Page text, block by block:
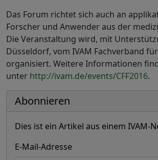
Das Forum richtet sich auch an
Forscher und Anwender aus der
Die Veranstaltung wird, mit
Düsseldorf, vom IVAM Fachverband
organisiert. Weitere Informationen
unter http://ivam.de/events/CFF2016.
Abonnieren
Dies ist ein Artikel aus einem IVAM-
E-Mail-Adresse